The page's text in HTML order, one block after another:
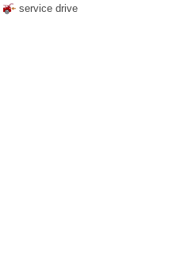
service drive